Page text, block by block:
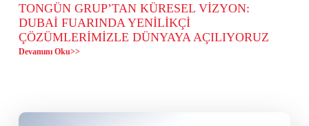
TONGÜN GRUP’TAN KÜRESEL VİZYON:
DUBAİ FUARINDA YENİLİKÇİ
ÇÖZÜMLERİMİZLE DÜNYAYA AÇILIYORUZ
Devamını Oku>>